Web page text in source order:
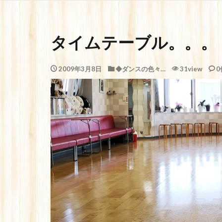
タイムテーブル。。。
2009年3月8日 ◆ダンスの色々… 31view 0